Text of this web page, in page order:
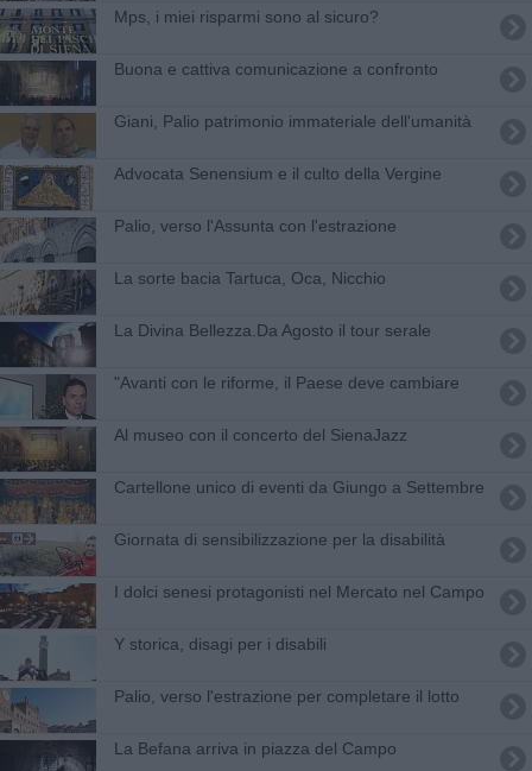
Mps, i miei risparmi sono al sicuro?
Buona e cattiva comunicazione a confronto
Giani, Palio patrimonio immateriale dell'umanità
Advocata Senensium e il culto della Vergine
Palio, verso l'Assunta con l'estrazione
La sorte bacia Tartuca, Oca, Nicchio
La Divina Bellezza.Da Agosto il tour serale
"Avanti con le riforme, il Paese deve cambiare
Al museo con il concerto del SienaJazz
Cartellone unico di eventi da Giungo a Settembre
Giornata di sensibilizzazione per la disabilità
I dolci senesi protagonisti nel Mercato nel Campo
Y storica, disagi per i disabili
Palio, verso l'estrazione per completare il lotto
La Befana arriva in piazza del Campo